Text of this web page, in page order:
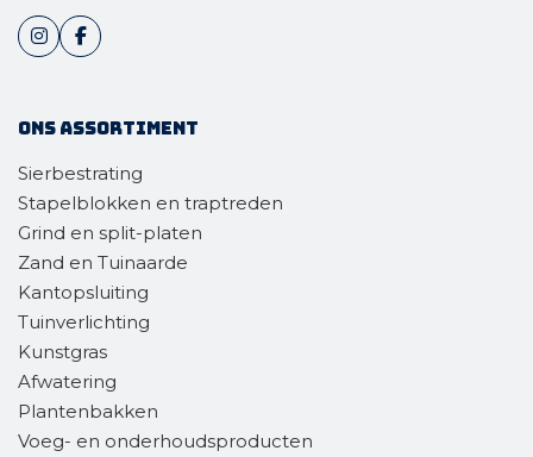
Ons assortiment
Sierbestrating
Stapelblokken en traptreden
Grind en split-platen
Zand en Tuinaarde
Kantopsluiting
Tuinverlichting
Kunstgras
Afwatering
Plantenbakken
Voeg- en onderhoudsproducten